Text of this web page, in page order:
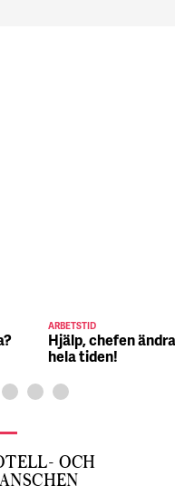
ARBETSTID
Hjälp, chefen
hela tiden!
OCH